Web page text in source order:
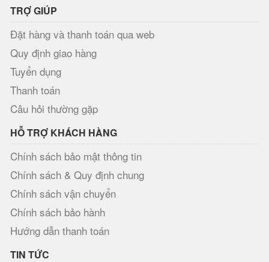
TRỢ GIÚP
Đặt hàng và thanh toán qua web
Quy định giao hàng
Tuyển dụng
Thanh toán
Câu hỏi thường gặp
HỖ TRỢ KHÁCH HÀNG
Chính sách bảo mật thông tin
Chính sách & Quy định chung
Chính sách vận chuyển
Chính sách bảo hành
Hướng dẫn thanh toán
TIN TỨC